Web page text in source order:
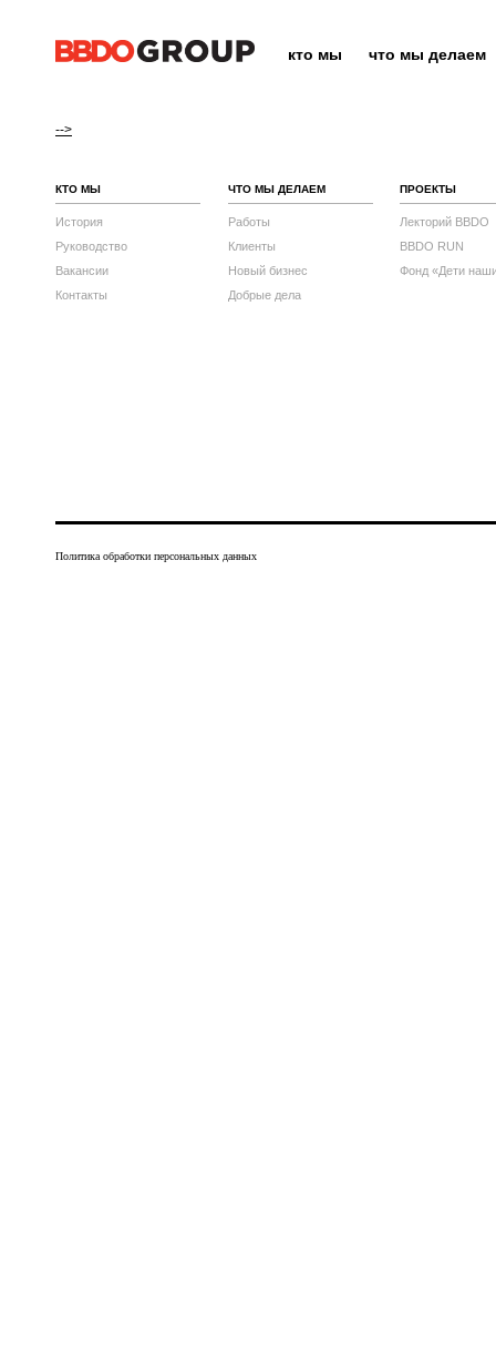
кто мы что мы делаем
-->
КТО МЫ
История
Руководство
Вакансии
Контакты
ЧТО МЫ ДЕЛАЕМ
Работы
Клиенты
Новый бизнес
Добрые дела
ПРОЕКТЫ
Лекторий BBDO
BBDO RUN
Фонд «Дети
Политика обработки персональных данных